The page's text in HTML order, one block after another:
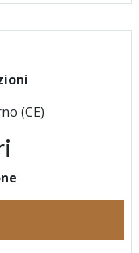
(CE)